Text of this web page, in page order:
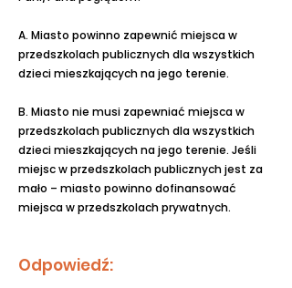
A. Miasto powinno zapewnić miejsca w
przedszkolach publicznych dla wszystkich
dzieci mieszkających na jego terenie.
B. Miasto nie musi zapewniać miejsca w
przedszkolach publicznych dla wszystkich
dzieci mieszkających na jego terenie. Jeśli
miejsc w przedszkolach publicznych jest za
mało – miasto powinno dofinansować
miejsca w przedszkolach prywatnych.
Odpowiedź: